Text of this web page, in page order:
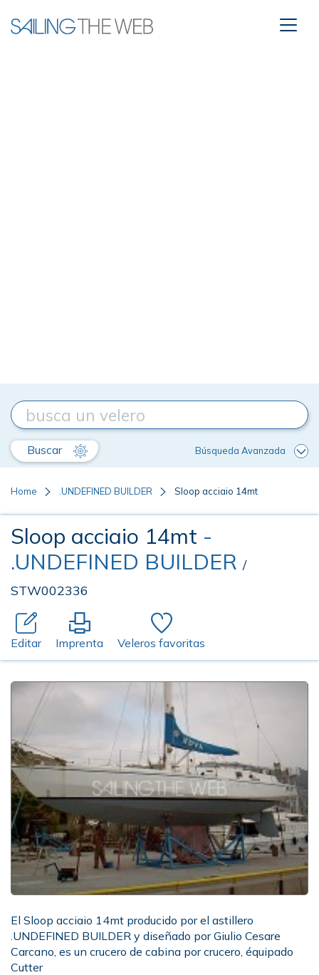
Buscar Búsqueda Avanzada
Home .UNDEFINED BUILDER Sloop acciaio 14mt
Sloop acciaio 14mt -
.UNDEFINED BUILDER /
STW002336
Editar Imprenta Veleros favoritas
El Sloop acciaio 14mt producido por el astillero
.UNDEFINED BUILDER y diseñado por Giulio Cesare
Carcano, es un crucero de cabina por crucero, équipado
Cutter